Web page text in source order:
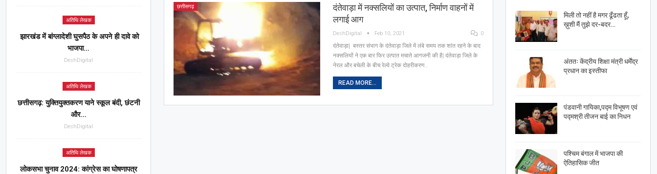
छत्तीसगढ़
दंतेवाड़ा में नक्सलियों का उत्पात, निर्माण वाहनों में
लगाई आग
DeshDigital Feb 10, 2021 0
दंतेवाड़ा| बस्तर संभाग के दंतेवाड़ा जिले में लंबे समय तक शांत रहने के बाद
नक्सलियों ने एक बार फिर उत्पात मचाते आगजनी की है| दंतेवाड़ा जिले के
नेरल और बचेली के बीच रेल्वे ट्रेक दोहरीकरण…
READ MORE...
मिली तो नहीं है मगर ढूँढता हूँ,
ख़ुशी मैं तुझे दर-बदर…
अंततः केंद्रीय शिक्षा मंत्री धर्मेंद्र
प्रधान का इस्तीफा
पंडवानी गायिका,पद्म विभूषण एवं
पद्मश्री तीजन बाई का निधन
पश्चिम बंगाल में भाजपा की
ऐतिहासिक जीत
अतिथि लेखक
झारखंड में बांग्लादेशी घुसपैठ के अपने ही दावे को
भाजपा…
DeshDigital
अतिथि लेखक
छत्तीसगढ़: युक्तियुक्तकरण याने स्कूल बंदी, छंटनी
और…
DeshDigital
अतिथि लेखक
लोकसभा चुनाव 2024: कांग्रेस का घोषणापत्र